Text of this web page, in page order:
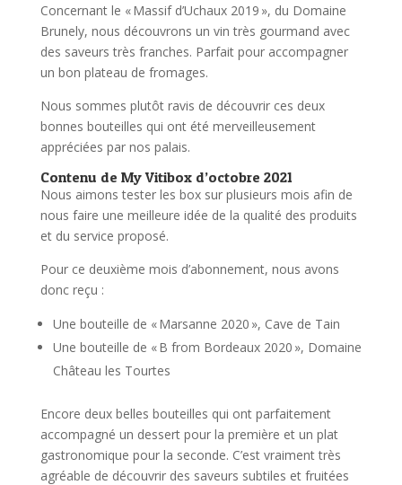
Concernant le « Massif d’Uchaux 2019 », du Domaine
Brunely, nous découvrons un vin très gourmand avec
des saveurs très franches. Parfait pour accompagner
un bon plateau de fromages.
Nous sommes plutôt ravis de découvrir ces deux
bonnes bouteilles qui ont été merveilleusement
appréciées par nos palais.
Contenu de My Vitibox d’octobre 2021
Nous aimons tester les box sur plusieurs mois afin de
nous faire une meilleure idée de la qualité des produits
et du service proposé.
Pour ce deuxième mois d’abonnement, nous avons
donc reçu :
Une bouteille de « Marsanne 2020 », Cave de Tain
Une bouteille de « B from Bordeaux 2020 », Domaine
Château les Tourtes
Encore deux belles bouteilles qui ont parfaitement
accompagné un dessert pour la première et un plat
gastronomique pour la seconde. C’est vraiment très
agréable de découvrir des saveurs subtiles et fruitées